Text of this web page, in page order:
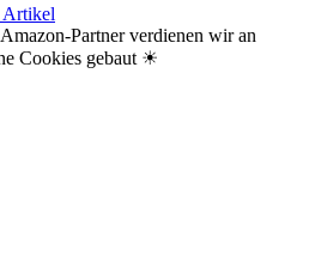
Partner verdienen wir an
Cookies gebaut ☀